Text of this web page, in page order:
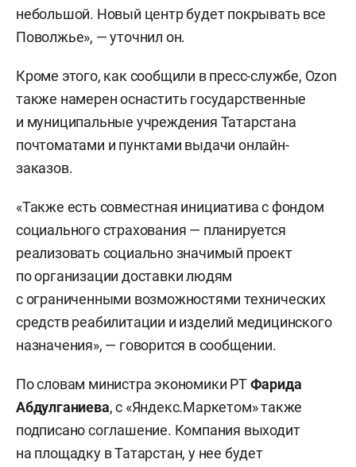
небольшой. Новый центр будет покрывать все
Поволжье», — уточнил он.
Кроме этого, как сообщили в пресс-службе, Ozon
также намерен оснастить государственные
и муниципальные учреждения Татарстана
почтоматами и пунктами выдачи онлайн-
заказов.
«Также есть совместная инициатива с фондом
социального страхования — планируется
реализовать социально значимый проект
по организации доставки людям
с ограниченными возможностями технических
средств реабилитации и изделий медицинского
назначения», — говорится в сообщении.
По словам министра экономики РТФарида
Абдулганиева, с «Яндекс.Маркетом» также
подписано соглашение. Компания выходит
на площадку в Татарстан, у нее будет